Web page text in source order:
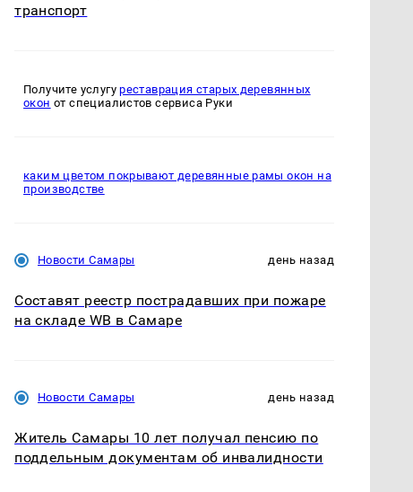
транспорт
Получите услугуреставрация старых деревянных
окон от специалистов сервиса Руки
каким цветом покрывают деревянные рамы окон на
производстве
Новости Самары день назад
Составят реестр пострадавших при пожаре
на складе WB в Самаре
Новости Самары день назад
Житель Самары 10 лет получал пенсию по
поддельным документам об инвалидности